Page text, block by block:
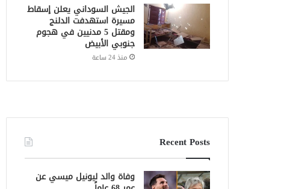
الجيش السوداني يعلن إسقاط
مسيرة استهدفت الدلنج
ومقتل 5 مدنيين في هجوم
جنوبي الأبيض
منذ 24 ساعة
Recent Posts
وفاة والد ليونيل ميسي عن